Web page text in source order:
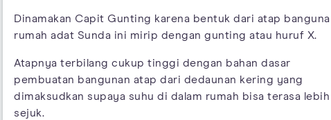
Dinamakan Capit Gunting karena bentuk dari atap
rumah adat Sunda ini mirip dengan gunting atau huruf X.
Atapnya terbilang cukup tinggi dengan bahan dasar
pembuatan bangunan atap dari dedaunan kering yang
dimaksudkan supaya suhu di dalam rumah bisa terasa lebih
sejuk.